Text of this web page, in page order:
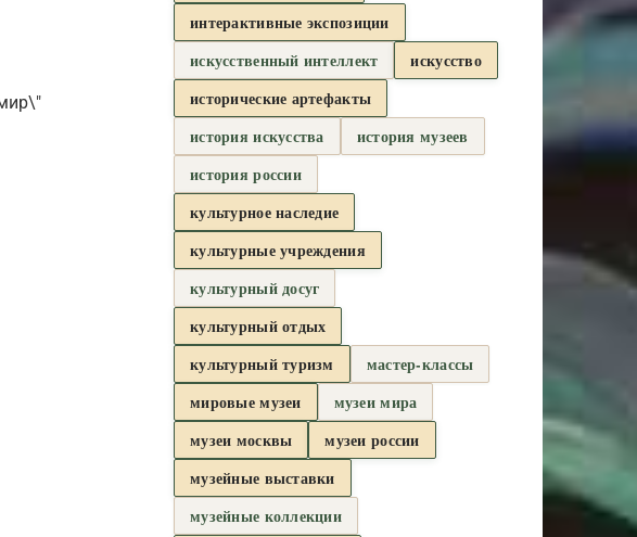
интерактивные экспозиции
искусственный интеллект
искусство
исторические артефакты
история искусства
история музеев
история россии
культурное наследие
культурные учреждения
культурный досуг
культурный отдых
культурный туризм
мастер-классы
мировые музеи
музеи мира
музеи москвы
музеи россии
музейные выставки
музейные коллекции